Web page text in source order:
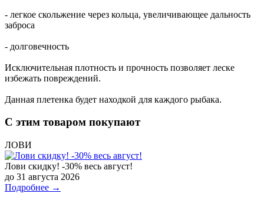
- легкое скольжение через кольца, увеличивающее дальность
заброса
- долговечность
Исключительная плотность и прочность позволяет леске
избежать повреждений.
Данная плетенка будет находкой для каждого рыбака.
С этим товаром покупают
ЛОВИ
Лови скидку! -30% весь август!
до 31 августа 2026
Подробнее →